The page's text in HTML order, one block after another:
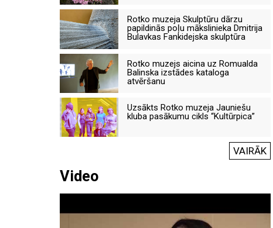
Rotko muzeja Skulptūru dārzu
papildinās poļu mākslinieka Dmitrija
Bulavkas Fankidejska skulptūra
Rotko muzejs aicina uz Romualda
Balinska izstādes kataloga
atvēršanu
Uzsākts Rotko muzeja Jauniešu
kluba pasākumu cikls “Kultūrpica”
VAIRĀK
Video